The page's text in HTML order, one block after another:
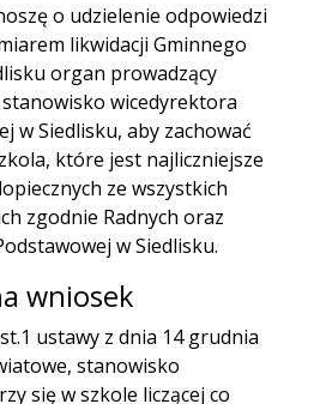
o udzielenie odpowiedzi
likwidacji Gminnego
organ prowadzący
wicedyrektora
w Siedlisku, aby zachować
które jest najliczniejsze
ze wszystkich
zgodnie Radnych oraz
w Siedlisku.
wniosek
ustawy z dnia 14 grudnia
stanowisko
się w szkole liczącej co